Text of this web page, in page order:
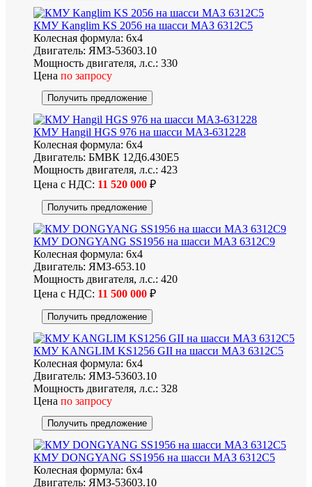
КМУ Kanglim KS 2056 на шасси МАЗ 6312C5
Колесная формула: 6х4
Двигатель: ЯМЗ-53603.10
Мощность двигателя, л.с.: 330
Цена по запросу
Получить предложение
КМУ Hangil HGS 976 на шасси МАЗ-631228
Колесная формула: 6х4
Двигатель: БМВК 12Д6.430Е5
Мощность двигателя, л.с.: 423
Цена с НДС: 11 520 000 ₽
Получить предложение
КМУ DONGYANG SS1956 на шасси МАЗ 6312C9
Колесная формула: 6х4
Двигатель: ЯМЗ-653.10
Мощность двигателя, л.с.: 420
Цена с НДС: 11 500 000 ₽
Получить предложение
КМУ KANGLIM KS1256 GII на шасси МАЗ 6312C5
Колесная формула: 6х4
Двигатель: ЯМЗ-53603.10
Мощность двигателя, л.с.: 328
Цена по запросу
Получить предложение
КМУ DONGYANG SS1956 на шасси МАЗ 6312С5
Колесная формула: 6х4
Двигатель: ЯМЗ-53603.10